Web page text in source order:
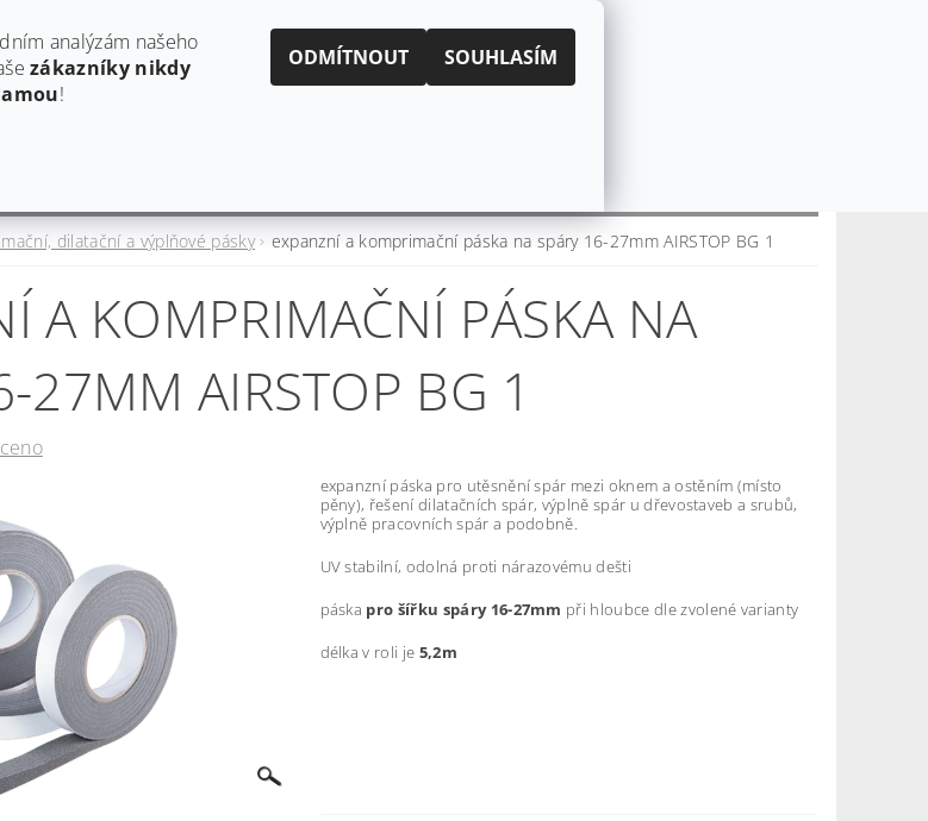
obchod@estaf.cz
dilatační a výplňové pásky expanzní a komprimační páska na spáry 16-27mm AIRSTOP BG 1
A KOMPRIMAČNÍ PÁSKA NA
27MM AIRSTOP BG 1
expanzní páska pro utěsnění spár mezi oknem a ostěním (místo
pěny), řešení dilatačních spár, výplně spár u dřevostaveb a srubů,
výplně pracovních spár a podobně.
UV stabilní, odolná proti nárazovému dešti
páska pro šířku spáry 16-27mm při hloubce dle zvolené varianty
délka v roli je 5,2m
analýzám našeho
zákazníky nikdy
!
ODMÍTNOUT SOUHLASÍM